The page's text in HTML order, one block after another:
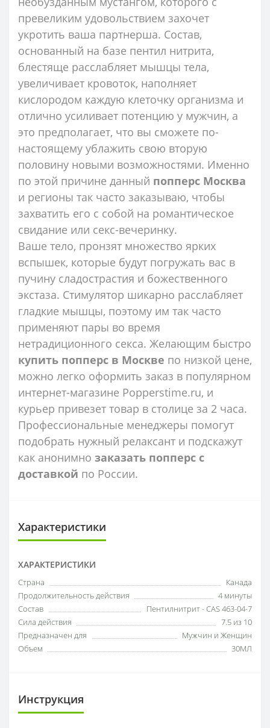
превеликим удовольствием захочет
укротить ваша партнерша. Состав,
основанный на базе пентил нитрита,
блестяще расслабляет мышцы тела,
увеличивает кровоток, наполняет
кислородом каждую клеточку организма и
отлично усиливает потенцию у мужчин, а
это предполагает, что вы сможете по-
настоящему ублажить свою вторую
половину новыми возможностями. Именно
по этой причине данный попперс Москва
и регионы так часто заказываю, чтобы
захватить его с собой на романтическое
свидание или секс-вечеринку.
Ваше тело, пронзят множество ярких
вспышек, которые будут погружать вас в
пучину сладострастия и божественного
экстаза. Стимулятор шикарно расслабляет
гладкие мышцы, поэтому им так часто
применяют пары во время
нетрадиционного секса. Желающим быстро
купить попперс в Москве по низкой цене,
можно легко оформить заказ в популярном
интернет-магазине Popperstime.ru, и
курьер привезет товар в столице за 2 часа.
Профессиональные менеджеры помогут
подобрать нужный релаксант и подскажут
как анонимно заказать попперс с
доставкой по России.
Характеристики
ХАРАКТЕРИСТИКИ
Страна
Канада
Продолжительность действия
4 минуты
Состав
Пентилнитрит - CAS 463-04-7
Сила действия
7.5 из 10
Предназначен для
Мужчин и Женщин
Объем
30МЛ
Инструкция